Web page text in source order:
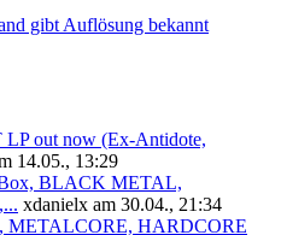
gibt Auflösung bekannt
out now (Ex-Antidote,
14.05., 13:29
BLACK METAL,
xdanielx am 30.04., 21:34
HARDCORE